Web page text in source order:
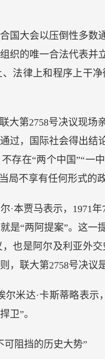
大会以压倒性多数
织的唯一合法代表
法律上和程序上干
第2758号决议现场
过，国际社会得出
存在“两个中国”“一
局不享有任何形式的政
贾马表示，1971年
是“两阿提案”。这
也是阿尔及利亚外
，联大第2758号决议
达·卡斯蒂略表示
卫”。
阻挡的历史大势”